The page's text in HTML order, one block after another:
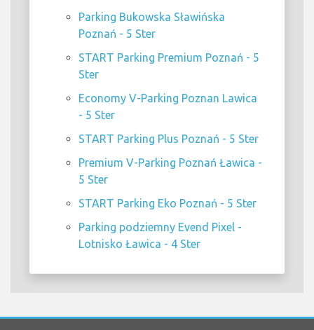
Parking Bukowska Sławińska
Poznań - 5 Ster
START Parking Premium Poznań - 5
Ster
Economy V-Parking Poznan Lawica
- 5 Ster
START Parking Plus Poznań - 5 Ster
Premium V-Parking Poznań Ławica -
5 Ster
START Parking Eko Poznań - 5 Ster
Parking podziemny Evend Pixel -
Lotnisko Ławica - 4 Ster